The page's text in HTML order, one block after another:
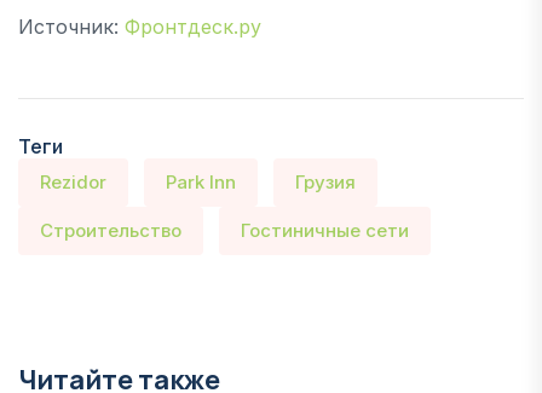
Источник: Фронтдеск.ру
Теги
Rezidor Park Inn Грузия
Строительство Гостиничные сети
Читайте также